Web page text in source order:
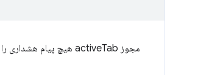
مجوز activeTab هیچ پیام هشداری را در حین نصب نمایش نمی‌دهد.